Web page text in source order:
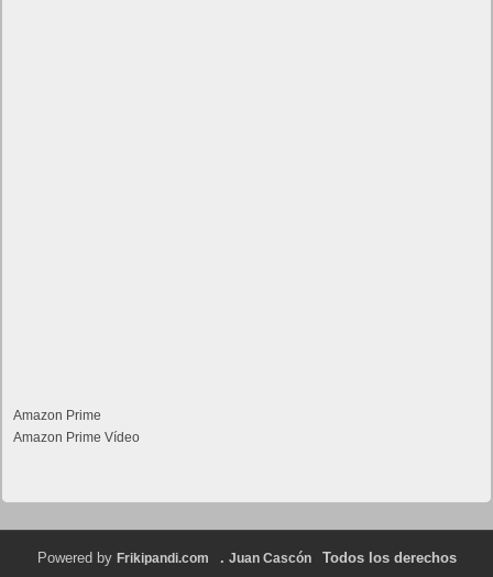
Amazon Prime
Amazon Prime Vídeo
Powered by Frikipandi.com . Juan Cascón Todos los derechos